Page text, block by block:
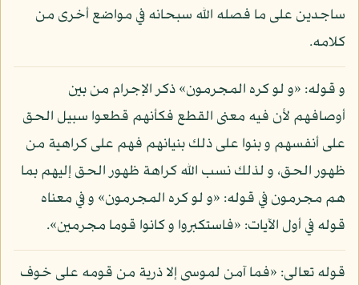
ساجدين على ما فصله الله سبحانه في مواضع أخرى من
كلامه.
و قوله: «و لو كره المجرمون» ذكر الإجرام من بين
أوصافهم لأن فيه معنى القطع فكأنهم قطعوا سبيل الحق
على أنفسهم و بنوا على ذلك بنيانهم فهم على كراهية من
ظهور الحق، و لذلك نسب الله كراهة ظهور الحق إليهم بما
هم مجرمون في قوله: «و لو كره المجرمون» و في معناه
قوله في أول الآيات: «فاستكبروا و كانوا قوما مجرمين».
قوله تعالى: «فما آمن لموسى إلا ذرية من قومه على خوف